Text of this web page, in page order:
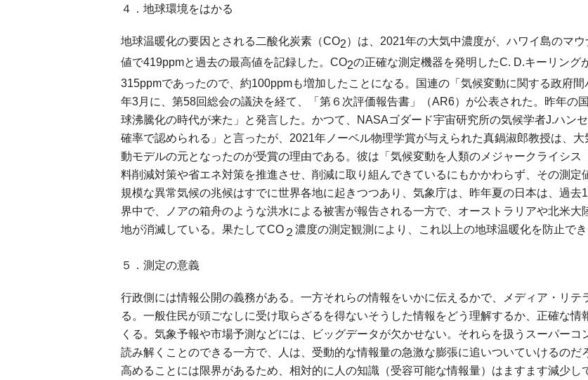
４．地球環境をはかる
地球温暖化の要因とされる二酸化炭素（CO2）は、2021年の大気中濃度が、ハワイ島のマ
値で419ppmと過去の最高値を記録した。CO2の正確な測定機器を発明したC. D.キーリング
315ppmであったので、約100ppmも増加したことになる。国連の「気候変動に関する政府
年3月に、第58回総会の議決を経て、「第６次評価報告書」（AR6）が公表された。昨年の
球沸騰化の時代が来た」と発言した。かつて、NASAゴダード宇宙研究所の気候学者J.ハン
確率で認められる」と言ったが、2021年ノーベル物理学賞が与えられた真鍋淑郎教授は、
動モデルの元となったのが受賞の理由である。彼は「気候変動を人類のメジャークライシ
料削減対策や省エネ対策を推進させ、削減に取り組んできているにもかかわらず、その測
規模な異常気候の兆候はすでに世界各地に起きつつあり、気象庁は、昨年夏の日本は、過
界中で、ノアの箱舟のような洪水による被害が報告される一方で、オーストラリアや北米
地が消滅している。果たしてCO ２ 濃度の測定観測により、これ以上の地球温暖化を防止で
５．測定の意義
行政側には情報公開の義務がある。一方それらの情報をいかに伝えるかで、メディア・リテ
る。一般住民が頭ごなしに受け取らざるを得ないそうした情報をどう理解するか、正確な
くる。気象予報や市場予測などには、ビッグデータが欠かせない。それらを扱うスーパー
読み解くことのできる一方で、人は、受動的な情報量の急激な膨張に追いついていけるの
高めることには限界があるため、相対的に人の知識（受容可能な情報量）はますます減少